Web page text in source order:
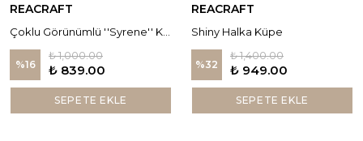
REACRAFT
%16
₺ 1,000.00
₺ 839.00
SEPETE EKLE
REACRAFT
Shiny Halka Küpe
%32
₺ 1,400.00
₺ 949.00
SEPETE EKLE